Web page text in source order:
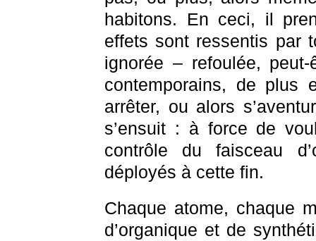
habitons. En ceci, il
effets sont ressentis par
ignorée – refoulée,
contemporains, de plus
arrêter, ou alors
s’ensuit : à force de
contrôle du faisceau
déployés à cette fin.
Chaque atome, chaque
d’organique et de